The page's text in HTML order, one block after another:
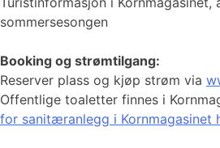
sommersesongen
Booking og strømtilgang:
Reserver plass og kjøp strøm via
Offentlige toaletter finnes i
for sanitæranlegg i Kornmagasinet